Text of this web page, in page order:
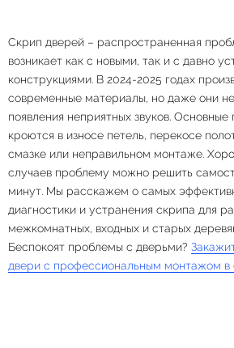
Скрип дверей – распространенная
возникает как с новыми, так и с давно
конструкциями. В 2024-2025 годах
современные материалы, но даже они
появления неприятных звуков.
кроются в износе петель, перекосе
смазке или неправильном монтаже.
случаев проблему можно решить
минут. Мы расскажем о самых
диагностики и устранения скрипа для
межкомнатных, входных и старых
Беспокоят проблемы с дверьми?
двери с профессиональным монтажом в